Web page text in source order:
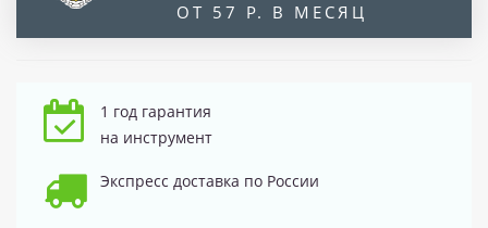
ОТ 57 Р. В МЕСЯЦ
1 год гарантия
на инструмент
Экспресс доставка по России